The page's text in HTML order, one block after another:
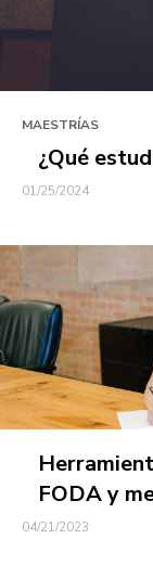
MAESTRÍAS
¿Qué
01/25/2024
FODA y
04/21/2023